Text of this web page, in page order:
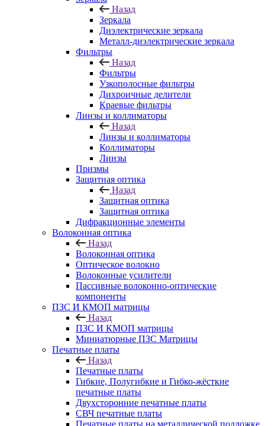
Назад
Зеркала
Диэлектрические зеркала
Металл-диэлектрические зеркала
Фильтры
Назад
Фильтры
Узкополосные фильтры
Дихроичные делители
Краевые фильтры
Линзы и коллиматоры
Назад
Линзы и коллиматоры
Коллиматоры
Линзы
Призмы
Защитная оптика
Назад
Защитная оптика
Защитная оптика
Дифракционные элементы
Волоконная оптика
Назад
Волоконная оптика
Оптическое волокно
Волоконные усилители
Пассивные волоконно-оптические
компоненты
ПЗС И КМОП матрицы
Назад
ПЗС И КМОП матрицы
Миниатюрные ПЗС Матрицы
Печатные платы
Назад
Печатные платы
Гибкие, Полугибкие и Гибко-жёсткие
печатные платы
Двухсторонние печатные платы
СВЧ печатные платы
Печатные платы на металлической подложке